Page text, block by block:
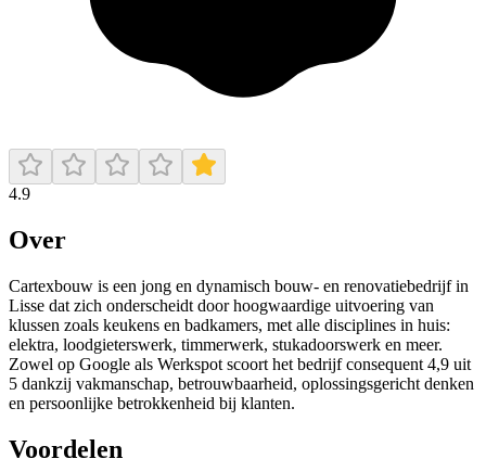
4.9
Over
Cartexbouw is een jong en dynamisch bouw- en renovatiebedrijf in
Lisse dat zich onderscheidt door hoogwaardige uitvoering van
klussen zoals keukens en badkamers, met alle disciplines in huis:
elektra, loodgieterswerk, timmerwerk, stukadoorswerk en meer.
Zowel op Google als Werkspot scoort het bedrijf consequent 4,9 uit
5 dankzij vakmanschap, betrouwbaarheid, oplossingsgericht denken
en persoonlijke betrokkenheid bij klanten.
Voordelen